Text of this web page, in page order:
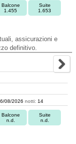
Balcone
1.455
Suite
1.653
assicurazioni e
definitivo.
08/2026 notti: 14
Balcone
n.d.
Suite
n.d.